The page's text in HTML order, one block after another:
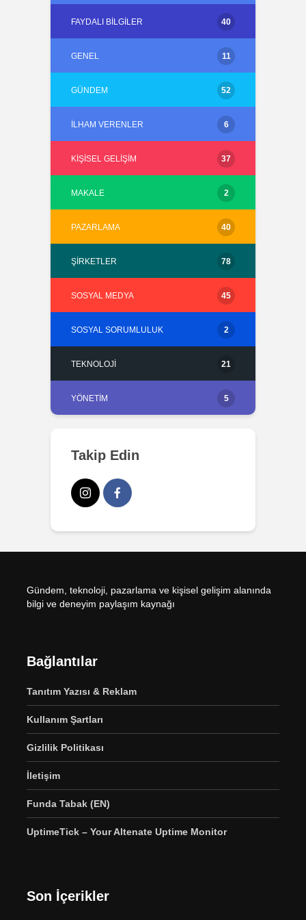
FAYDALI BILGILER 40
GENEL 11
GÜNDEM 52
İLHAM VERENLER 6
KIŞISEL GELIŞIM 37
MAKALE 2
PAZARLAMA 40
ŞIRKETLER 78
SOSYAL MEDYA 45
SOSYAL SORUMLULUK 2
TEKNOLOJI 21
YÖNETIM 5
Takip Edin
Gündem, teknoloji, pazarlama ve kişisel gelişim alanında
bilgi ve deneyim paylaşım kaynağı
Bağlantılar
Tanıtım Yazısı & Reklam
Kullanım Şartları
Gizlilik Politikası
İletişim
Funda Tabak (EN)
UptimeTick – Your Altenate Uptime Monitor
Son İçerikler